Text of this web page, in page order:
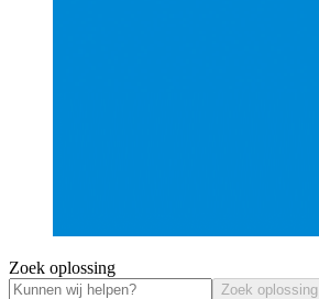
Zoek oplossing
Zoek oplossing